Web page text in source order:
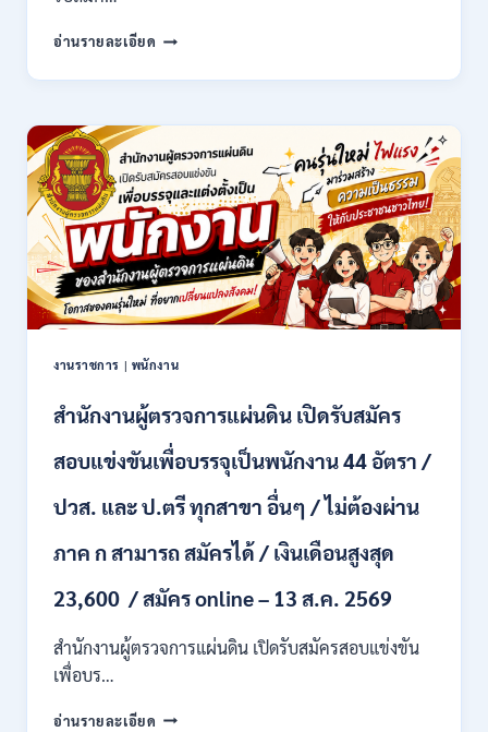
ก
กพ.
สมัคร
17
–
21
สิงหาคม
2569
อ่านรายละเอียด มหาวิทยาลัย
ราช
ล้าน
เชียงใหม่
เปิด
รับ
สมัคร
คัด
เลือก
บุคคล
เพื่อ
เป็น
หลาย
อัตรา
/
ป.ตรี
หลาย
+
เงิน
สูงสุด
งานราชการ | พนักงาน
สำนักงานผู้ตรวจการแผ่นดิน เปิดรับสมัคร
สอบแข่งขันเพื่อบรรจุเป็นพนักงาน 44 อัตรา /
ปวส. และ ป.ตรี ทุกสาขา อื่นๆ / ไม่ต้องผ่าน
ภาค ก สามารถ สมัครได้ / เงินเดือนสูงสุด
23,600 / สมัคร online – 13 ส.ค. 2569
สำนักงานผู้ตรวจการแผ่นดิน เปิดรับสมัครสอบแข่งขัน
เพื่อบร…
อ่านรายละเอียด สำนักงาน